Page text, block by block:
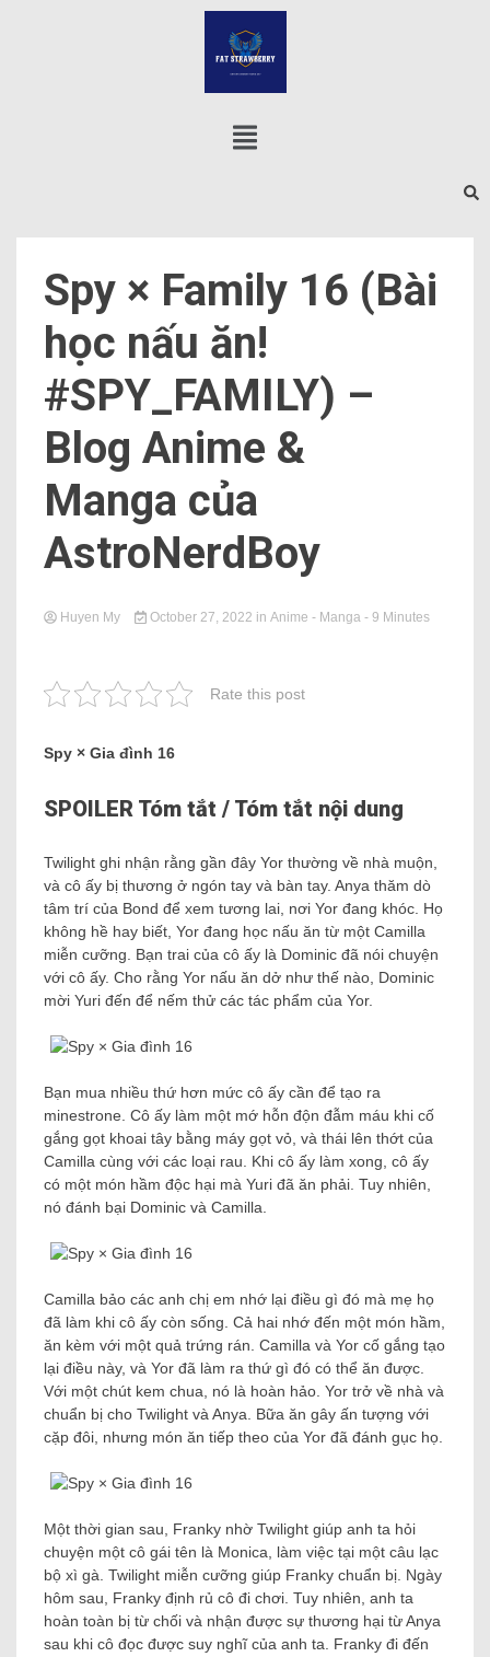
Spy × Family 16 (Bài
học nấu ăn!
#SPY_FAMILY) –
Blog Anime &
Manga của
AstroNerdBoy
Huyen My October 27, 2022 in Anime - Manga - 9 Minutes
Rate this post
Spy × Gia đình 16
SPOILER Tóm tắt / Tóm tắt nội dung
Twilight ghi nhận rằng gần đây Yor thường về nhà muộn,
và cô ấy bị thương ở ngón tay và bàn tay. Anya thăm dò
tâm trí của Bond để xem tương lai, nơi Yor đang khóc. Họ
không hề hay biết, Yor đang học nấu ăn từ một Camilla
miễn cưỡng. Bạn trai của cô ấy là Dominic đã nói chuyện
với cô ấy. Cho rằng Yor nấu ăn dở như thế nào, Dominic
mời Yuri đến để nếm thử các tác phẩm của Yor.
Bạn mua nhiều thứ hơn mức cô ấy cần để tạo ra
minestrone. Cô ấy làm một mớ hỗn độn đẫm máu khi cố
gắng gọt khoai tây bằng máy gọt vỏ, và thái lên thớt của
Camilla cùng với các loại rau. Khi cô ấy làm xong, cô ấy
có một món hầm độc hại mà Yuri đã ăn phải. Tuy nhiên,
nó đánh bại Dominic và Camilla.
Camilla bảo các anh chị em nhớ lại điều gì đó mà mẹ họ
đã làm khi cô ấy còn sống. Cả hai nhớ đến một món hầm,
ăn kèm với một quả trứng rán. Camilla và Yor cố gắng tạo
lại điều này, và Yor đã làm ra thứ gì đó có thể ăn được.
Với một chút kem chua, nó là hoàn hảo. Yor trở về nhà và
chuẩn bị cho Twilight và Anya. Bữa ăn gây ấn tượng với
cặp đôi, nhưng món ăn tiếp theo của Yor đã đánh gục họ.
Một thời gian sau, Franky nhờ Twilight giúp anh ta hỏi
chuyện một cô gái tên là Monica, làm việc tại một câu lạc
bộ xì gà. Twilight miễn cưỡng giúp Franky chuẩn bị. Ngày
hôm sau, Franky định rủ cô đi chơi. Tuy nhiên, anh ta
hoàn toàn bị từ chối và nhận được sự thương hại từ Anya
sau khi cô đọc được suy nghĩ của anh ta. Franky đi đến